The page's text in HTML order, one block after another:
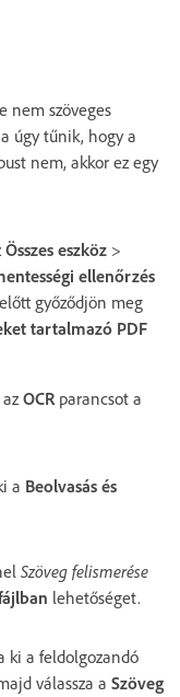
nem szöveges
úgy tűnik, hogy a
nem, akkor ez egy
Összes eszköz >
ellenőrzés
győződjön meg
tartalmazó PDF
OCRparancsot a
a Beolvasás és
Szöveg felismerése
lehetőséget.
ki a feldolgozandó
válassza a Szöveg